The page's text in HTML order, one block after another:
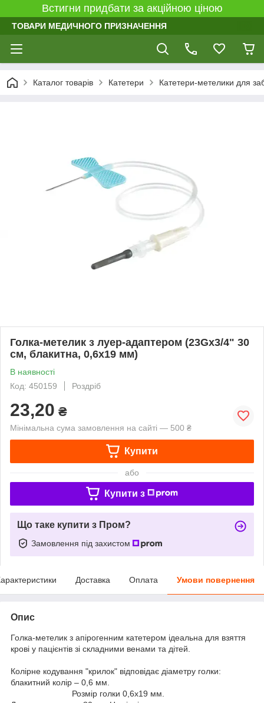
Встигни придбати за акційною ціною
ТОВАРИ МЕДИЧНОГО ПРИЗНАЧЕННЯ
Каталог товарів Катетери Катетери-метелики для
Голка-метелик з луер-адаптером (23Gх3/4" 30
см, блакитна, 0,6х19 мм)
В наявності
Код: 450159
Роздріб
23,20 ₴
Мінімальна сума замовлення на сайті — 500 ₴
Купити
або
Купити з
Що таке купити з Пром?
Замовлення під захистом
Доставка Оплата Умови повернення
Опис
Голка-метелик з апірогенним катетером ідеальна для взяття
крові у пацієнтів зі складними венами та дітей.
Колірне кодування "крилок" відповідає діаметру голки:
блакитний колір – 0,6 мм.
Розмір голки 0,6х19 мм.